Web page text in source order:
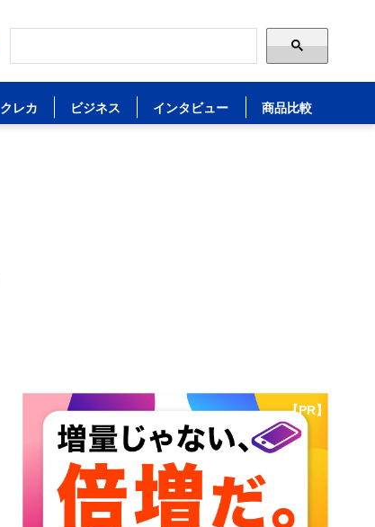
クレカ ビジネス インタビュー 商品比較
【PR】